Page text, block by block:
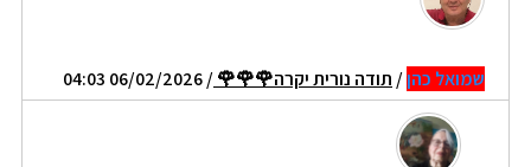
שמואל כהן/ תודה נורית יקרה🌹🌹🌹/ 06/02/2026 04:03